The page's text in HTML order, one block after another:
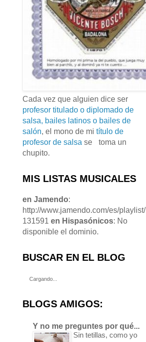
Cada vez que alguien dice ser
profesor titulado o diplomado de
salsa, bailes latinos o bailes de
salón, el mono de mi título de
profesor de salsa se
toma un
chupito.
MIS LISTAS MUSICALES
en Jamendo:
http://www.jamendo.com/es/playlist/
131591 en Hispasónicos: No
disponible el dominio.
BUSCAR EN EL BLOG
Cargando...
BLOGS AMIGOS:
Y no me preguntes por qué...
Sin tetillas, como yo